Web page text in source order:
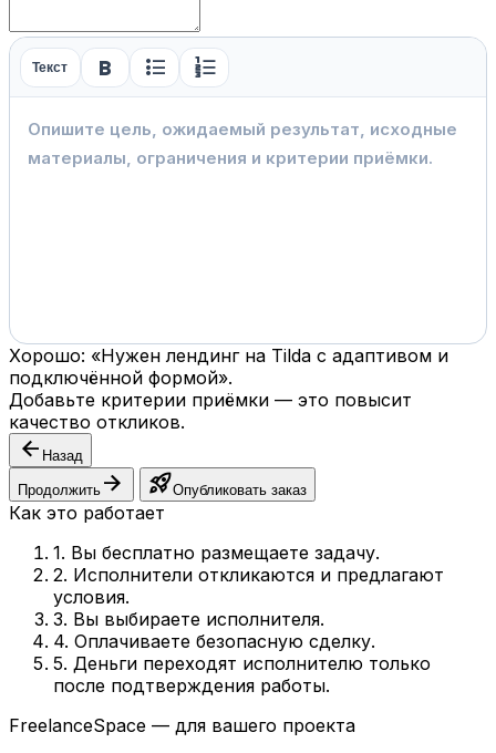
Текст format_bold format_list_bulleted format_list_numbered
Хорошо: «Нужен лендинг на Tilda с адаптивом и
подключённой формой».
Добавьте критерии приёмки — это повысит
качество откликов.
arrow_back Назад
Продолжить arrow_forward rocket_launchОпубликовать заказ
Как это работает
1. Вы бесплатно размещаете задачу.
2. Исполнители откликаются и предлагают
условия.
3. Вы выбираете исполнителя.
4. Оплачиваете безопасную сделку.
5. Деньги переходят исполнителю только
после подтверждения работы.
FreelanceSpace — для вашего проекта